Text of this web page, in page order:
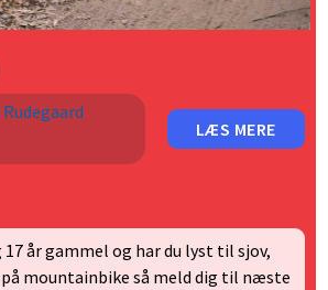
LÆS MERE
17 år gammel og har du lyst til sjov,
mountainbike så meld dig til næste